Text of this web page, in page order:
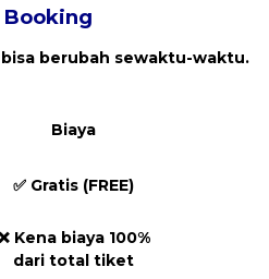
Booking
berubah sewaktu-waktu.
Biaya
✅ Gratis (FREE)
Kena biaya 100%
dari total tiket